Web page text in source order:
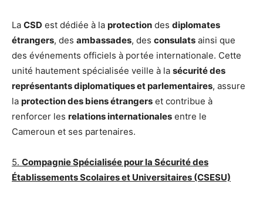
La CSD est dédiée à la protection des diplomates
étrangers, des ambassades, des consulats ainsi que
des événements officiels à portée internationale. Cette
unité hautement spécialisée veille à la sécurité des
représentants diplomatiques et parlementaires, assure
la protection des biens étrangers et contribue à
renforcer les relations internationales entre le
Cameroun et ses partenaires.
5. Compagnie Spécialisée pour la Sécurité des
Établissements Scolaires et Universitaires (CSESU)